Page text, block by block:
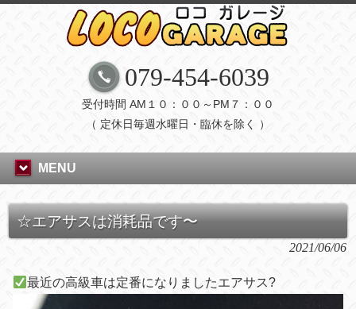
079-454-6039
受付時間 AM１０：００～PM７：００
（ 定休日毎週水曜日・臨休を除く ）
MENU
☆エアサスは消耗品です〜
2021/06/06
最近の高級車は定番になりましたエアサス?